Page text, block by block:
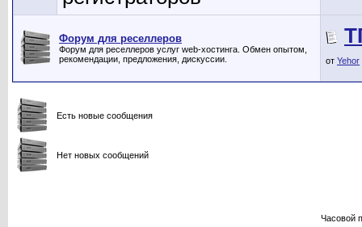
Форум для реселлеров
Форум для реселлеров услуг web-хостинга. Обмен опытом,
рекомендации, предложения, дискуссии.
от Yehor
Есть новые сообщения
Нет новых сообщений
Часовой